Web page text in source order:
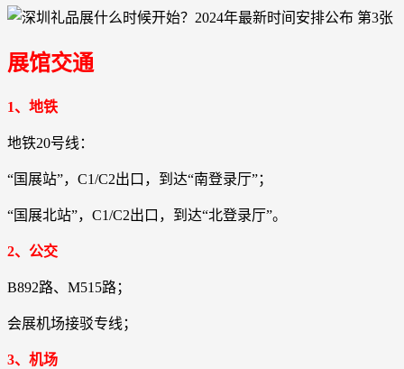
展馆交通
1、地铁
地铁20号线：
“国展站”，C1/C2出口，到达“南登录厅”；
“国展北站”，C1/C2出口，到达“北登录厅”。
2、公交
B892路、M515路；
会展机场接驳专线；
3、机场